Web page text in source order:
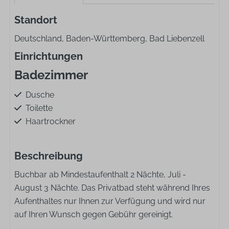
Standort
Deutschland, Baden-Württemberg, Bad Liebenzell
Einrichtungen
Badezimmer
Dusche
Toilette
Haartrockner
Beschreibung
Buchbar ab Mindestaufenthalt 2 Nächte, Juli -
August 3 Nächte. Das Privatbad steht während Ihres
Aufenthaltes nur Ihnen zur Verfügung und wird nur
auf Ihren Wunsch gegen Gebühr gereinigt.